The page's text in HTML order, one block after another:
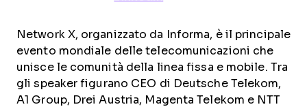
Network X, organizzato da Informa, è il principale
evento mondiale delle telecomunicazioni che
unisce le comunità della linea fissa e mobile. Tra
gli speaker figurano CEO di Deutsche Telekom,
A1 Group, Drei Austria, Magenta Telekom e NTT